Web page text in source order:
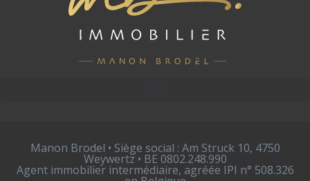
Manon Brodel • Siège social : Am Struck 10, 4750
Weywertz • BE 0802.248.990
Agent immobilier intermédiaire, agréée IPI n° 508.326